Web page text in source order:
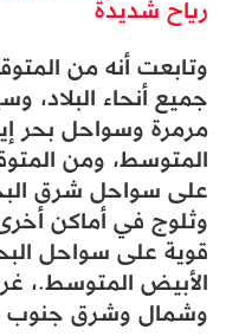
رياح شديدة
وتابعت أنه من
جميع أنحاء
مرمرة وسواحل بحر
المتوسط، ومن
على سواحل شرق
وثلوج في أماكن
قوية على سواحل
الأبيض المتوسط.،
وشمال وشرق جنوب